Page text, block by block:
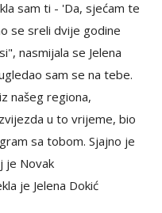
sam ti - 'Da, sjećam te
se sreli dvije godine
nasmijala se Jelena
sam se na tebe.
našeg regiona,
u to vrijeme, bio
sa tobom. Sjajno je
je Novak
je Jelena Dokić